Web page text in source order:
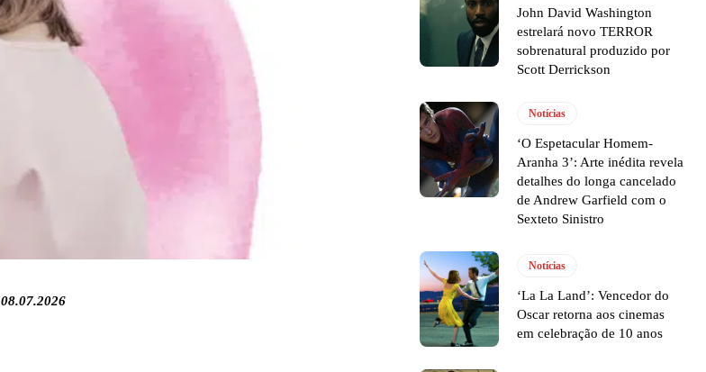
08.07.2026
John David Washington
estrelará novo TERROR
sobrenatural produzido por
Scott Derrickson
Notícias
‘O Espetacular Homem-
Aranha 3’: Arte inédita revela
detalhes do longa cancelado
de Andrew Garfield com o
Sexteto Sinistro
Notícias
‘La La Land’: Vencedor do
Oscar retorna aos cinemas
em celebração de 10 anos